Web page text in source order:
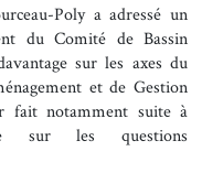
Poly a adressé un
du Comité de Bassin
sur les axes du
et de Gestion
fait notamment suite à
sur les questions